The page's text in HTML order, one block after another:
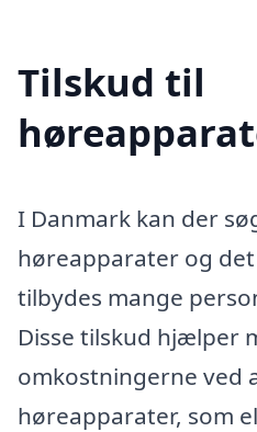
Tilskud til
I Danmark kan der
høreapparater og
tilbydes mange
Disse tilskud hjælper
omkostningerne ved
høreapparater, som